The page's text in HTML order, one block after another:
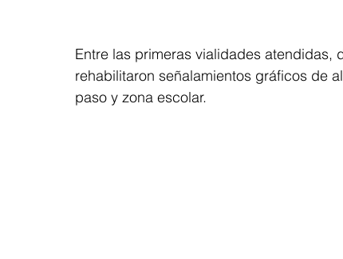
Entre las primeras vialidades atendidas,
rehabilitaron señalamientos gráficos de
paso y zona escolar.